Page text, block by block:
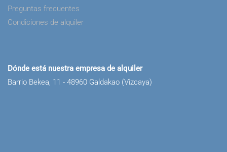
Preguntas frecuentes
Condiciones de alquiler
Dónde está nuestra empresa de alquiler
Barrio Bekea, 11 - 48960 Galdakao (Vizcaya)